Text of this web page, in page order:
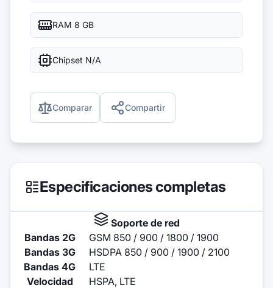
RAM 8 GB
Chipset N/A
Comparar Compartir
Especificaciones completas
Soporte de red
Bandas 2G
GSM 850 / 900 / 1800 / 1900
Bandas 3G
HSDPA 850 / 900 / 1900 / 2100
Bandas 4G
LTE
Velocidad
HSPA, LTE